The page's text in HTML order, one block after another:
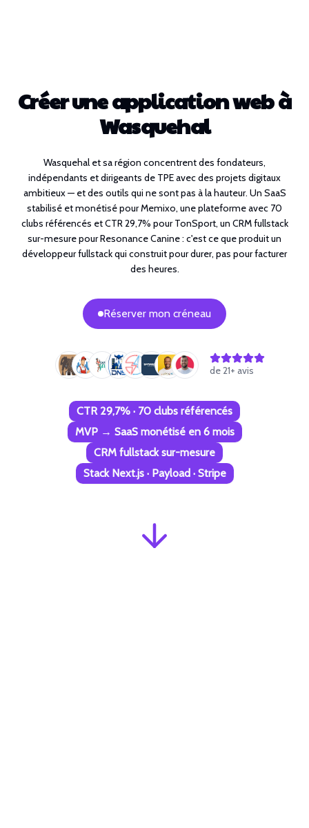
Créer une application web à
Wasquehal
Wasquehal et sa région concentrent des fondateurs,
indépendants et dirigeants de TPE avec des projets digitaux
ambitieux — et des outils qui ne sont pas à la hauteur. Un SaaS
stabilisé et monétisé pour Memixo, une plateforme avec 70
clubs référencés et CTR 29,7% pour TonSport, un CRM fullstack
sur-mesure pour Resonance Canine : c'est ce que produit un
développeur fullstack qui construit pour durer, pas pour facturer
des heures.
Réserver mon créneau
de21+ avis
CTR 29,7% · 70 clubs référencés
MVP → SaaS monétisé en 6 mois
CRM fullstack sur-mesure
Stack Next.js · Payload · Stripe